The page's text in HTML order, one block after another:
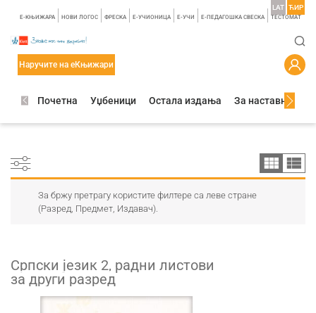
E-КЊИЖАРА НОВИ ЛОГОС ФРЕСКА E-УЧИОНИЦА E-УЧИ Е-ПЕДАГОШКА СВЕСКА TЕСТОМАТ
LAT ЋИР
Наручите на еКњижари
Почетна Уџбеници Остала издања За наставнике
За бржу претрагу користите филтере са леве стране
(Разред, Предмет, Издавач).
Српски језик 2, радни листови
за други разред